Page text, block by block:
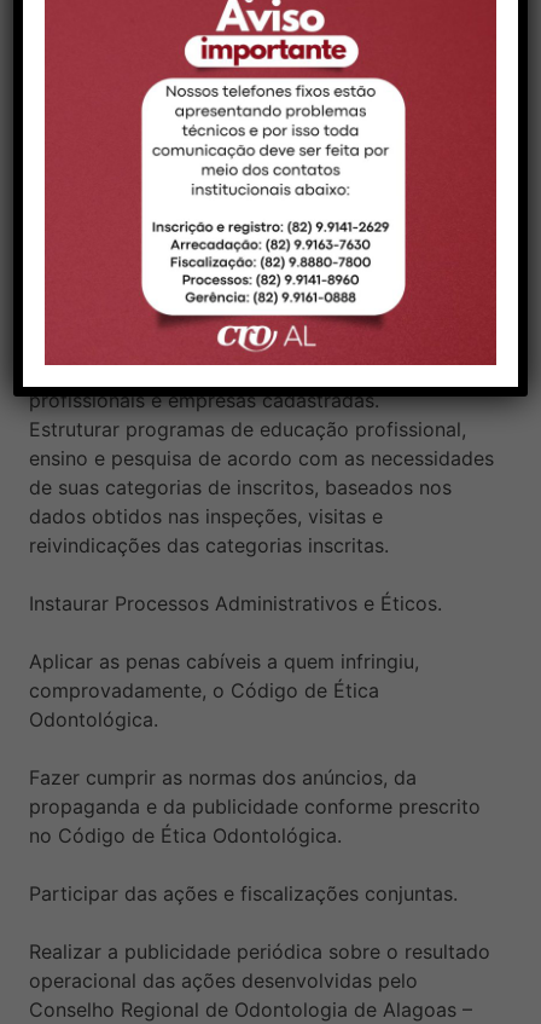
potenciais irregularidades passíveis de inspeção).
Fiscalizar as empresas e estabelecimentos
diversos onde atuem profissionais da Odontologia
que necessitam de inscrição no Conselho Regional
de Odontologia de Alagoas – CRO-AL.
Organizar bancos de dados estruturados em
sistemas de informação gerencial de acesso
público, possibilitando a livre consulta de
relatórios sobre o desempenho das fiscalizações
e ações do Conselho Regional de Odontologia de
Alagoas – CRO-AL, bem como a pesquisa de
profissionais e empresas cadastradas.
Estruturar programas de educação profissional,
ensino e pesquisa de acordo com as necessidades
de suas categorias de inscritos, baseados nos
dados obtidos nas inspeções, visitas e
reivindicações das categorias inscritas.
Instaurar Processos Administrativos e Éticos.
Aplicar as penas cabíveis a quem infringiu,
comprovadamente, o Código de Ética
Odontológica.
Fazer cumprir as normas dos anúncios, da
propaganda e da publicidade conforme prescrito
no Código de Ética Odontológica.
Participar das ações e fiscalizações conjuntas.
Realizar a publicidade periódica sobre o resultado
operacional das ações desenvolvidas pelo
Conselho Regional de Odontologia de Alagoas –